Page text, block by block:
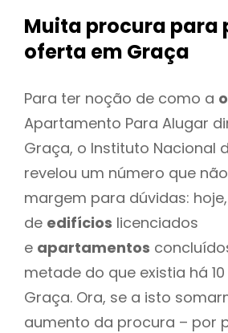
Muita procura para
oferta em Graça
Para ter noção de como a
Apartamento Para Alugar
Graça, o Instituto Nacional
revelou um número que
margem para dúvidas:
de edifícios licenciados
e apartamentos
metade do que existia há
Graça. Ora, se a isto
aumento da procura – por